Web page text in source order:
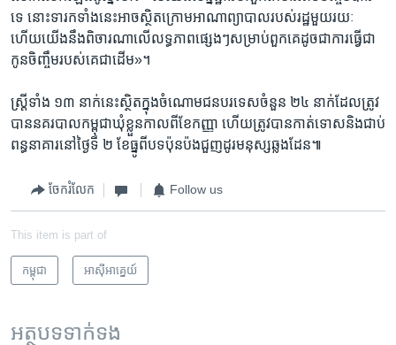
ទេ នោះ​ទារក​ទាំងនេះ​អាច​ស្ថិត​ក្រោម​អាណាព្យាបាល​របស់​រដ្ឋ​មួយ​រយៈ
ហើយ​យើង​នឹង​ពិចារណា​លើ​លទ្ធភាព​ផ្សេងៗ​សម្រាប់​ពួកគេ​ដូចជា​ការ​ធ្វើ​ជា​
កូន​ចិញ្ចឹម​របស់​គេ​ជាដើម»។
ស្ត្រី​ទាំង ១៣ នាក់​នេះ​ស្ថិត​ក្នុង​ចំណោម​ជន​បរទេស​ចំនួន ២៤ នាក់​ដែល​ត្រូវ​
បាន​នគរបាល​កម្ពុជា​ឃុំ​ខ្លួន​កាលពី​ខែ​កញ្ញា ហើយ​ត្រូវ​បាន​កាត់ទោស​និង​ជាប់​
ពន្ធនាគារ​នៅ​ថ្ងៃ​ទី ២ ខែ​ធ្នូ​ពី​បទ​ប៉ុនប៉ង​ជួញដូរ​មនុស្ស​ឆ្លងដែន៕
ចែករំលែក Follow us
This item is part of
កម្ពុជា អាស៊ី​អាគ្នេយ៍
អត្ថបទ​ទាក់ទង